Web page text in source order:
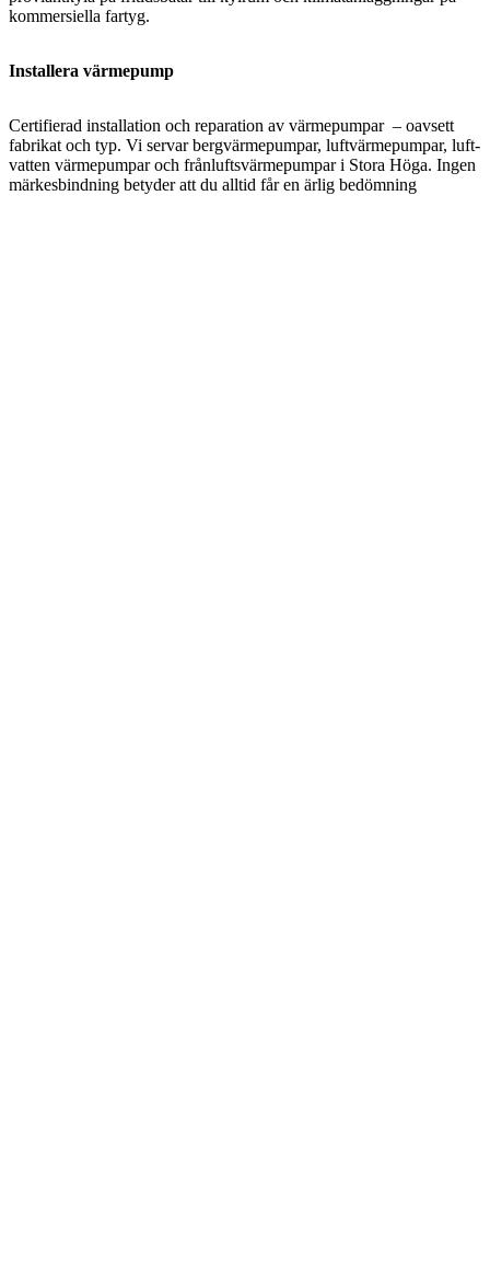
kommersiella fartyg.
Installera värmepump
Certifierad installation och reparation av värmepumpar – oavsett
fabrikat och typ. Vi servar bergvärmepumpar, luftvärmepumpar, luft-
vatten värmepumpar och frånluftsvärmepumpar i Stora Höga. Ingen
märkesbindning betyder att du alltid får en ärlig bedömning